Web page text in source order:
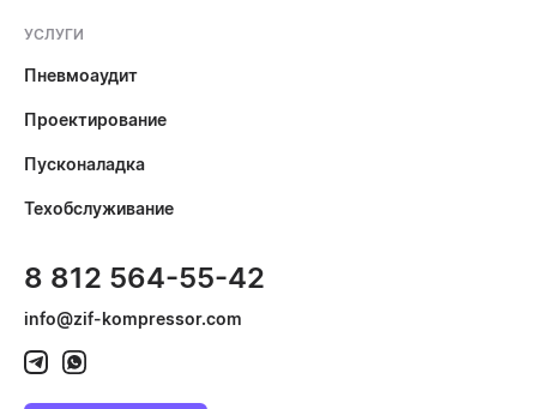
УСЛУГИ
Пневмоаудит
Проектирование
Пусконаладка
Техобслуживание
8 812 564-55-42
info@zif-kompressor.com